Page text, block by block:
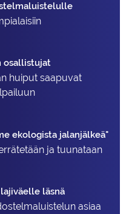
osallistujat
huiput saapuvat
ekologista jalanjälkeä"
ja tuunataan
läsnä
asiaa